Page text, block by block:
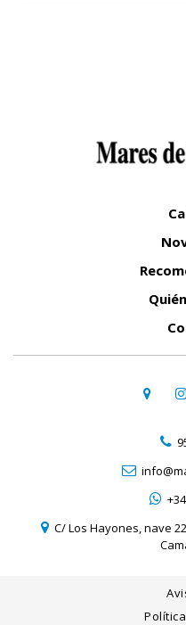
C/ Los Hayones, nave